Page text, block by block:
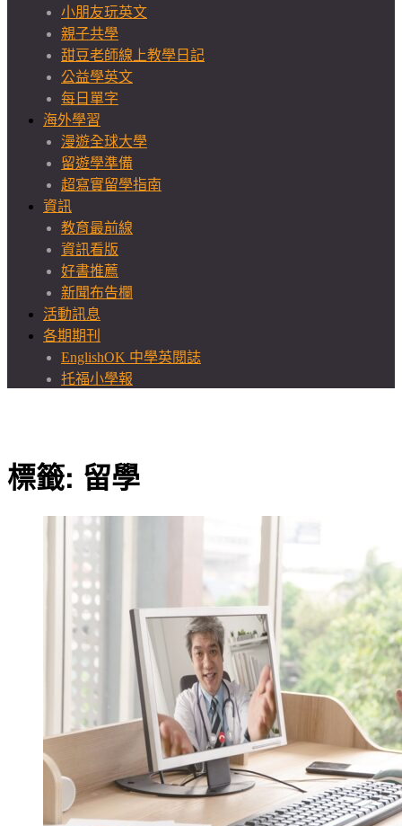
小朋友玩英文
親子共學
甜豆老師線上教學日記
公益學英文
每日單字
海外學習
漫遊全球大學
留遊學準備
超寫實留學指南
資訊
教育最前線
資訊看版
好書推薦
新聞布告欄
活動訊息
各期期刊
EnglishOK 中學英閱誌
托福小學報
標籤: 留學